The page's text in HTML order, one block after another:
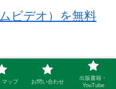
ビデオ）を無料
マップ お問い合わせ
出版書籍・
YouTube